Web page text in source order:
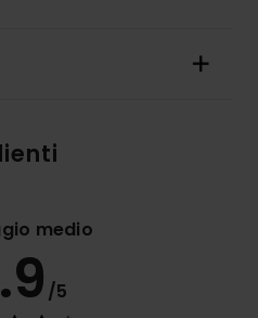
medio
/5